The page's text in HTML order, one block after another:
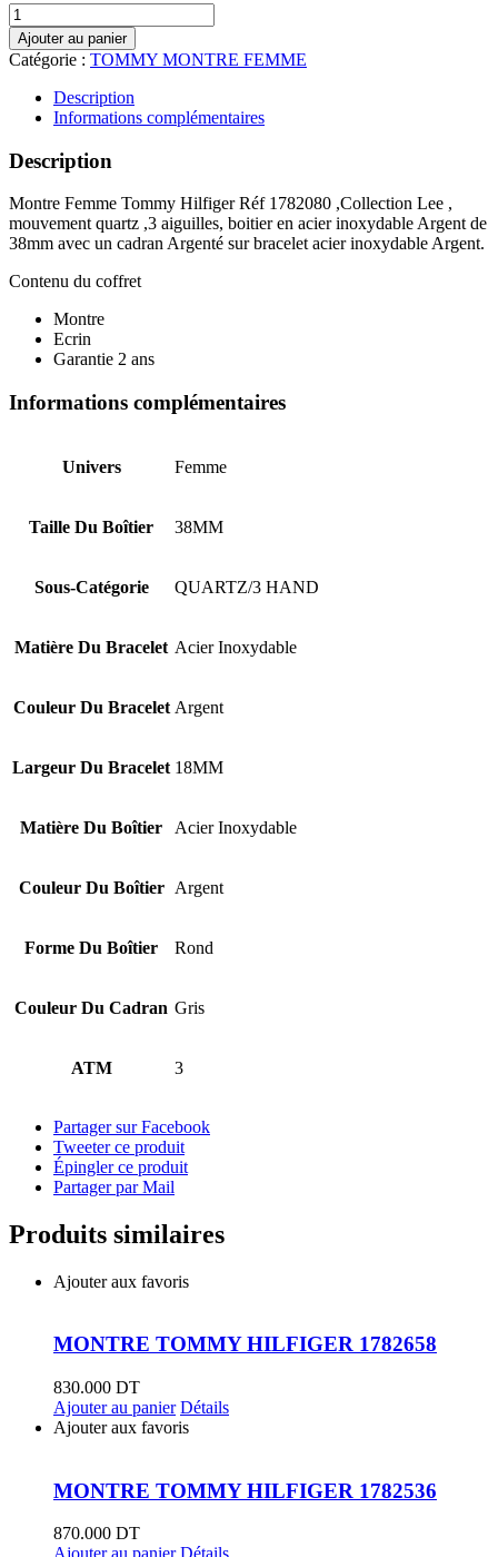
quantité
de
MONTRE
TOMMY
HILFIGER
1782080
Ajouter au panier
Catégorie : TOMMY MONTRE FEMME
Description
Informations complémentaires
Description
Montre Femme Tommy Hilfiger Réf 1782080 ,Collection Lee ,
mouvement quartz ,3 aiguilles, boitier en acier inoxydable Argent de
38mm avec un cadran Argenté sur bracelet acier inoxydable Argent.
Contenu du coffret
Montre
Ecrin
Garantie 2 ans
Informations complémentaires
Univers Femme
Taille Du Boîtier 38MM
Sous-Catégorie QUARTZ/3 HAND
Matière Du Bracelet Acier Inoxydable
Couleur Du Bracelet Argent
Largeur Du Bracelet 18MM
Matière Du Boîtier Acier Inoxydable
Couleur Du Boîtier Argent
Forme Du Boîtier Rond
Couleur Du Cadran Gris
ATM 3
Partager sur Facebook
Tweeter ce produit
Épingler ce produit
Partager par Mail
Produits similaires
Ajouter aux favoris
MONTRE TOMMY HILFIGER 1782658
830.000 DT
Ajouter au panier Détails
Ajouter aux favoris
MONTRE TOMMY HILFIGER 1782536
870.000 DT